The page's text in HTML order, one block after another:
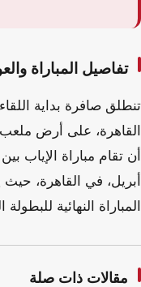
تفاصيل المباراة
تنطلق صافرة بداية
القاهرة، على أرض ملعب
أبريل، في القاهرة،
المباراة النهائية للبطولة
مقالات ذات صلة